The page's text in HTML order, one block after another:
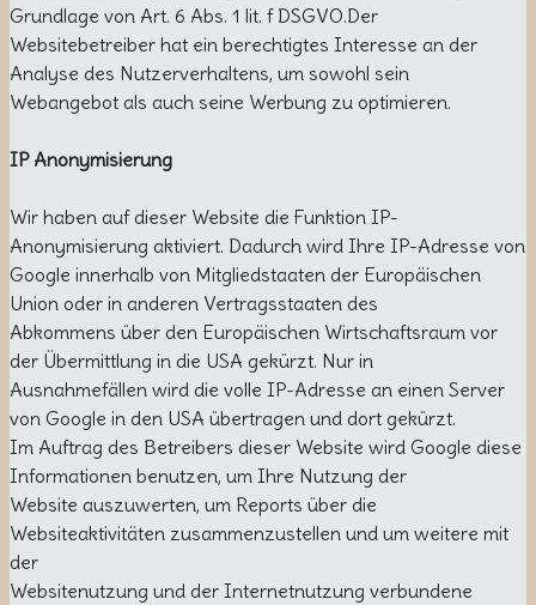
Grundlage von Art. 6 Abs. 1 lit. f DSGVO.Der
Websitebetreiber hat ein berechtigtes Interesse an der
Analyse des Nutzerverhaltens, um sowohl sein
Webangebot als auch seine Werbung zu optimieren.
IP Anonymisierung
Wir haben auf dieser Website die Funktion IP-
Anonymisierung aktiviert. Dadurch wird Ihre IP-Adresse von
Google innerhalb von Mitgliedstaaten der Europäischen
Union oder in anderen Vertragsstaaten des
Abkommens über den Europäischen Wirtschaftsraum vor
der Übermittlung in die USA gekürzt. Nur in
Ausnahmefällen wird die volle IP-Adresse an einen Server
von Google in den USA übertragen und dort gekürzt.
Im Auftrag des Betreibers dieser Website wird Google diese
Informationen benutzen, um Ihre Nutzung der
Website auszuwerten, um Reports über die
Websiteaktivitäten zusammenzustellen und um weitere mit
der
Websitenutzung und der Internetnutzung verbundene